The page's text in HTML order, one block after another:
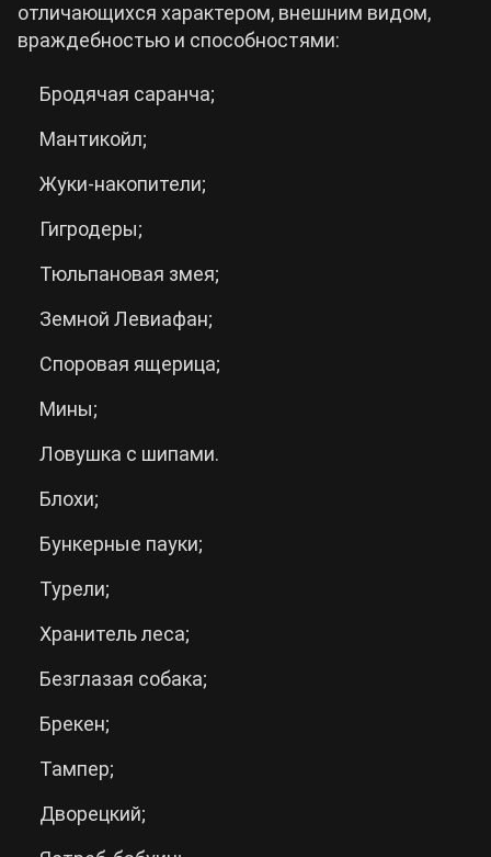
отличающихся характером, внешним видом,
враждебностью и способностями:
Бродячая саранча;
Мантикойл;
Жуки-накопители;
Гигродеры;
Тюльпановая змея;
Земной Левиафан;
Споровая ящерица;
Мины;
Ловушка с шипами.
Блохи;
Бункерные пауки;
Турели;
Хранитель леса;
Безглазая собака;
Брекен;
Тампер;
Дворецкий;